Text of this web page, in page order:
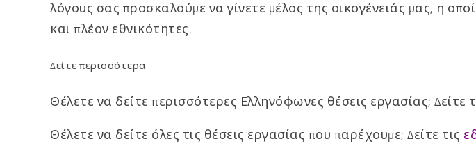
λόγους σας προσκαλούμε να γίνετε μέλος της οικογένειάς μας, η
και πλέον εθνικότητες.
Δείτε περισσότερα
Θέλετε να δείτε περισσότερες Ελληνόφωνες θέσεις εργασίας; Δείτε
Θέλετε να δείτε όλες τις θέσεις εργασίας που παρέχουμε; Δείτε τις